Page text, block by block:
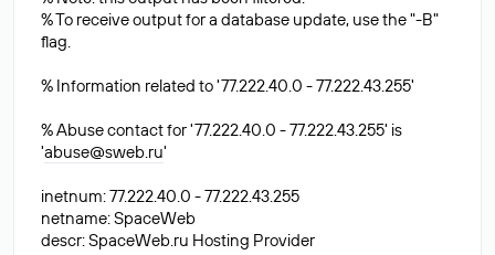
% To receive output for a database update, use the "-B"
flag.
% Information related to '77.222.40.0 - 77.222.43.255'
% Abuse contact for '77.222.40.0 - 77.222.43.255' is
'abuse@sweb.ru'
inetnum: 77.222.40.0 - 77.222.43.255
netname: SpaceWeb
descr: SpaceWeb.ru Hosting Provider